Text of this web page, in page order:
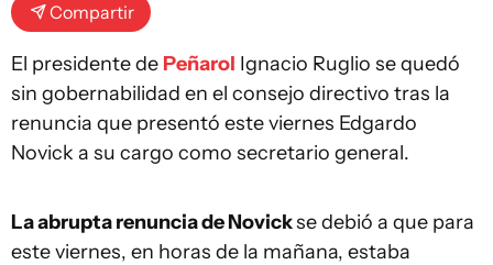
Compartir
El presidente de Peñarol Ignacio Ruglio se quedó
sin gobernabilidad en el consejo directivo tras la
renuncia que presentó este viernes Edgardo
Novick a su cargo como secretario general.
La abrupta renuncia de Novickse debió a que para
este viernes, en horas de la mañana, estaba